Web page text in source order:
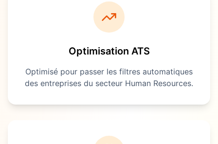
Optimisation ATS
Optimisé pour passer les filtres automatiques
des entreprises du secteur Human Resources.